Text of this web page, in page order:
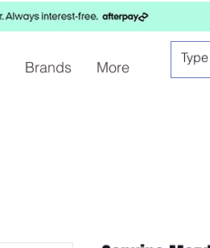
Brands More